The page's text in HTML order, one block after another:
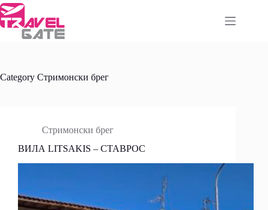
Skip
to
content
Category Стримонски брег
Стримонски брег
ВИЛА LITSAKIS – СТАВРОС